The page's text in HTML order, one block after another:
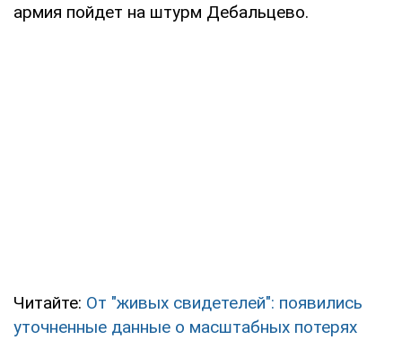
армия пойдет на штурм Дебальцево.
Читайте: От "живых свидетелей": появились
уточненные данные о масштабных потерях